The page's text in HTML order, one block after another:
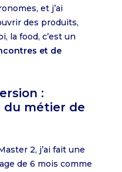
et j’ai
des produits,
la food, c’est un
et de
:
du métier de
2, j’ai fait une
de 6 mois comme